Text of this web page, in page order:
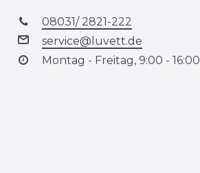
08031/ 2821-222
service@luvett.de
Montag - Freitag, 9:00 - 16:00